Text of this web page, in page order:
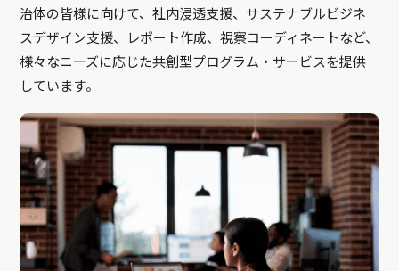
治体の皆様に向けて、社内浸透支援、サステナブルビジネ
スデザイン支援、レポート作成、視察コーディネートなど、
様々なニーズに応じた共創型プログラム・サービスを提供
しています。